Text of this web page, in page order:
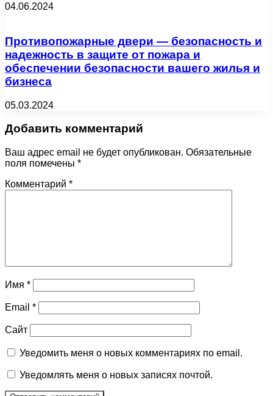
04.06.2024
Противопожарные двери — безопасность и
надежность в защите от пожара и
обеспечении безопасности вашего жилья и
бизнеса
05.03.2024
Добавить комментарий
Ваш адрес email не будет опубликован. Обязательные
поля помечены *
Комментарий *
Имя *
Email *
Сайт
Уведомить меня о новых комментариях по email.
Уведомлять меня о новых записях почтой.